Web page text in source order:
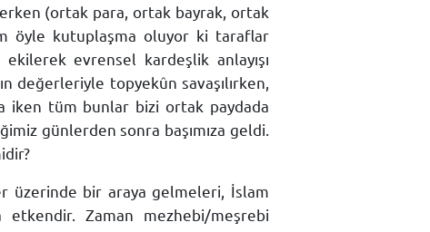
(ortak para, ortak bayrak, ortak
öyle kutuplaşma oluyor ki taraflar
evrensel kardeşlik anlayışı
değerleriyle topyekûn savaşılırken,
iken tüm bunlar bizi ortak paydada
günlerden sonra başımıza geldi.
üzerinde bir araya gelmeleri, İslam
Zaman mezhebi/meşrebi